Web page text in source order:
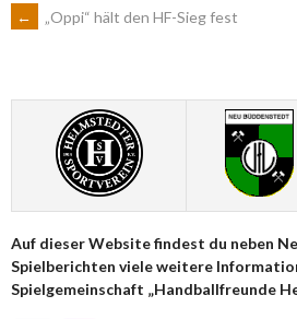
ARTIKEL-
NAVIGATION
← „Oppi“ hält den HF-Sieg fest
Auf dieser Website findest du neben
Spielberichten viele weitere
Spielgemeinschaft „Handballfreunde